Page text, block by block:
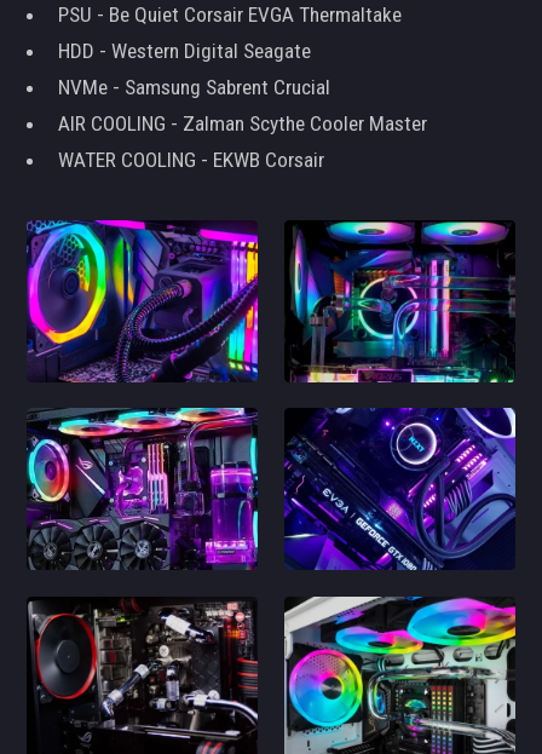
PSU - Be Quiet Corsair EVGA Thermaltake
HDD - Western Digital Seagate
NVMe - Samsung Sabrent Crucial
AIR COOLING - Zalman Scythe Cooler Master
WATER COOLING - EKWB Corsair